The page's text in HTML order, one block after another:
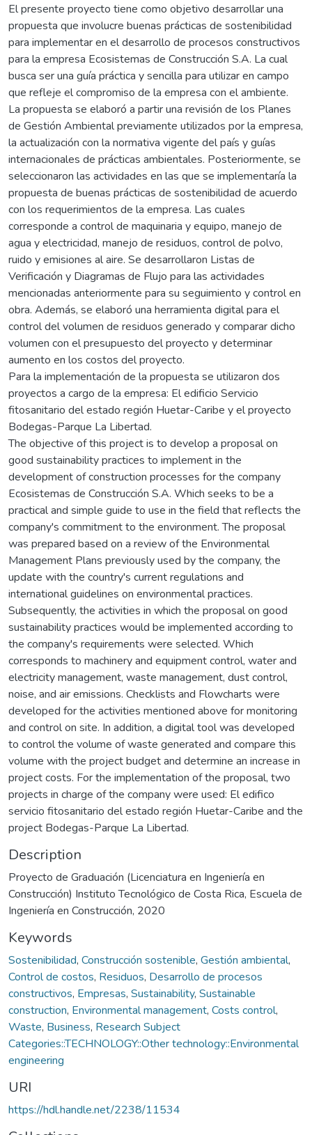
El presente proyecto tiene como objetivo desarrollar una
propuesta que involucre buenas prácticas de sostenibilidad
para implementar en el desarrollo de procesos constructivos
para la empresa Ecosistemas de Construcción S.A. La cual
busca ser una guía práctica y sencilla para utilizar en campo
que refleje el compromiso de la empresa con el ambiente.
La propuesta se elaboró a partir una revisión de los Planes
de Gestión Ambiental previamente utilizados por la empresa,
la actualización con la normativa vigente del país y guías
internacionales de prácticas ambientales. Posteriormente, se
seleccionaron las actividades en las que se implementaría la
propuesta de buenas prácticas de sostenibilidad de acuerdo
con los requerimientos de la empresa. Las cuales
corresponde a control de maquinaria y equipo, manejo de
agua y electricidad, manejo de residuos, control de polvo,
ruido y emisiones al aire. Se desarrollaron Listas de
Verificación y Diagramas de Flujo para las actividades
mencionadas anteriormente para su seguimiento y control en
obra. Además, se elaboró una herramienta digital para el
control del volumen de residuos generado y comparar dicho
volumen con el presupuesto del proyecto y determinar
aumento en los costos del proyecto.
Para la implementación de la propuesta se utilizaron dos
proyectos a cargo de la empresa: El edificio Servicio
fitosanitario del estado región Huetar-Caribe y el proyecto
Bodegas-Parque La Libertad.
The objective of this project is to develop a proposal on
good sustainability practices to implement in the
development of construction processes for the company
Ecosistemas de Construcción S.A. Which seeks to be a
practical and simple guide to use in the field that reflects the
company's commitment to the environment. The proposal
was prepared based on a review of the Environmental
Management Plans previously used by the company, the
update with the country's current regulations and
international guidelines on environmental practices.
Subsequently, the activities in which the proposal on good
sustainability practices would be implemented according to
the company's requirements were selected. Which
corresponds to machinery and equipment control, water and
electricity management, waste management, dust control,
noise, and air emissions. Checklists and Flowcharts were
developed for the activities mentioned above for monitoring
and control on site. In addition, a digital tool was developed
to control the volume of waste generated and compare this
volume with the project budget and determine an increase in
project costs. For the implementation of the proposal, two
projects in charge of the company were used: El edifico
servicio fitosanitario del estado región Huetar-Caribe and the
project Bodegas-Parque La Libertad.
Description
Proyecto de Graduación (Licenciatura en Ingeniería en
Construcción) Instituto Tecnológico de Costa Rica, Escuela de
Ingeniería en Construcción, 2020
Keywords
Sostenibilidad, Construcción sostenible, Gestión ambiental,
Control de costos, Residuos, Desarrollo de procesos
constructivos, Empresas, Sustainability, Sustainable
construction, Environmental management, Costs control,
Waste, Business, Research Subject
Categories::TECHNOLOGY::Other technology::Environmental
engineering
URI
https://hdl.handle.net/2238/11534